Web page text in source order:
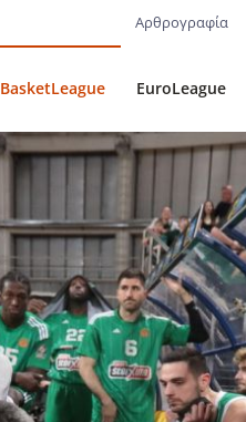
Αρθρογραφία
BasketLeague EuroLeague